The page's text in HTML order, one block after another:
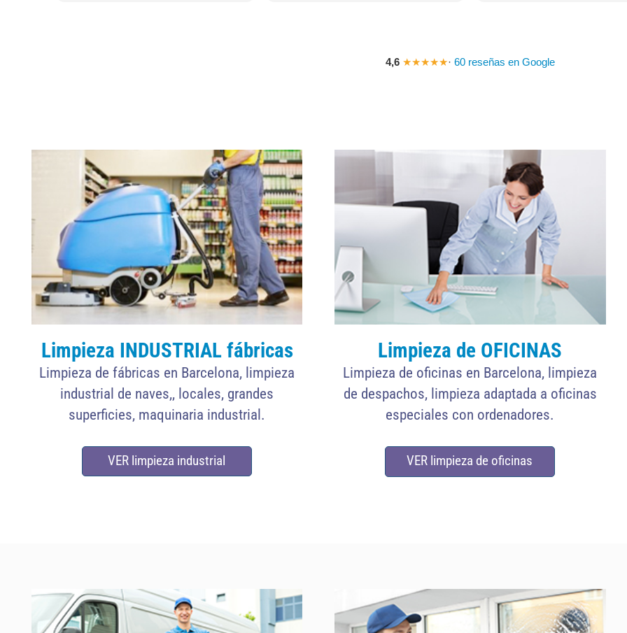
de entrada, si
4,6 ★★★★★· 60 reseñas en Google
Limpieza INDUSTRIAL fábricas
Limpieza de fábricas en Barcelona, limpieza
industrial de naves,, locales, grandes
superficies, maquinaria industrial.
VER limpieza industrial
Limpieza de OFICINAS
Limpieza de oficinas en Barcelona, limpieza
de despachos, limpieza adaptada a oficinas
especiales con ordenadores.
VER limpieza de oficinas